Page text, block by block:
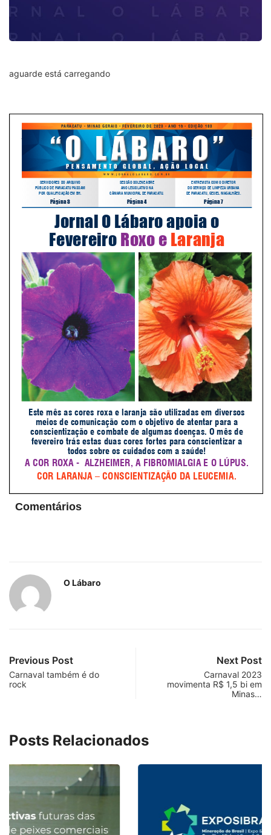
aguarde está carregando
Comentários
O Lábaro
Previous Post
Carnaval também é do
rock
Next Post
Carnaval 2023
movimenta R$ 1,5 bi em
Minas…
Posts Relacionados